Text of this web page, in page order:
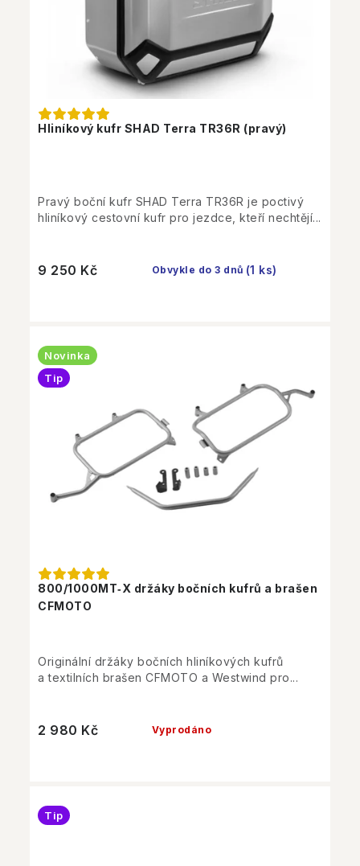
Hliníkový kufr SHAD Terra TR36R (pravý)
Obvykle do 3 dnů (1 ks)
9 250 Kč
Pravý boční kufr SHAD Terra TR36R je poctivý
hliníkový cestovní kufr pro jezdce, kteří nechtějí...
800/1000MT‑X držáky bočních kufrů a brašen
CFMOTO
Novinka
Tip
Vyprodáno
2 980 Kč
Originální držáky bočních hliníkových kufrů
a textilních brašen CFMOTO a Westwind pro...
Tip